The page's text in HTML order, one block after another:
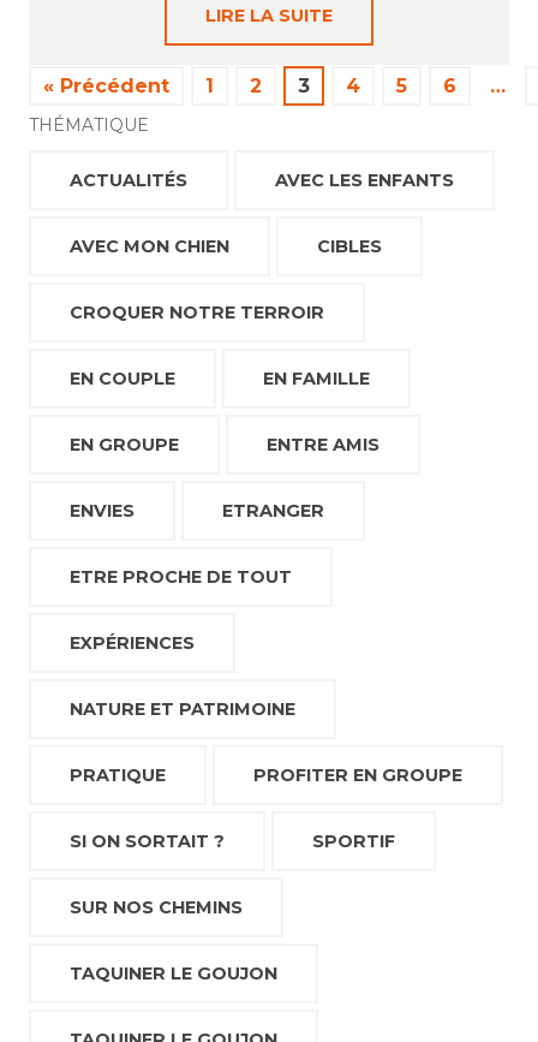
LIRE LA SUITE
« Précédent 1 2 3 4 5 6 …
THÉMATIQUE
ACTUALITÉS AVEC LES ENFANTS
AVEC MON CHIEN CIBLES
CROQUER NOTRE TERROIR
EN COUPLE EN FAMILLE
EN GROUPE ENTRE AMIS
ENVIES ETRANGER
ETRE PROCHE DE TOUT
EXPÉRIENCES
NATURE ET PATRIMOINE
PRATIQUE PROFITER EN GROUPE
SI ON SORTAIT ? SPORTIF
SUR NOS CHEMINS
TAQUINER LE GOUJON